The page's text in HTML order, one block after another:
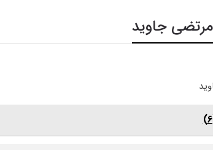
جاوید